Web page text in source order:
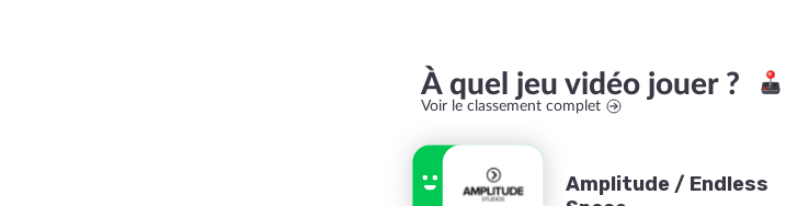
À quel jeu vidéo jouer ?
Voir le classement complet
Amplitude / Endless